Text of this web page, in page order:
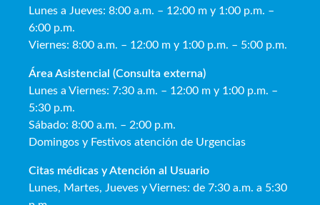
Lunes a Jueves: 8:00 a.m. – 12:00 m y 1:00 p.m. –
6:00 p.m.
Viernes: 8:00 a.m. – 12:00 m y 1:00 p.m. – 5:00 p.m.
Área Asistencial (Consulta externa)
Lunes a Viernes: 7:30 a.m. – 12:00 m y 1:00 p.m. –
5:30 p.m.
Sábado: 8:00 a.m. – 2:00 p.m.
Domingos y Festivos atención de Urgencias
Citas médicas y Atención al Usuario
Lunes, Martes, Jueves y Viernes: de 7:30 a.m. a 5:30